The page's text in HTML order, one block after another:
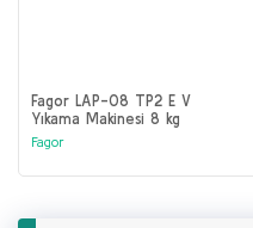
Fagor LAP-08 TP2 E V
Yıkama Makinesi 8 kg
Fagor